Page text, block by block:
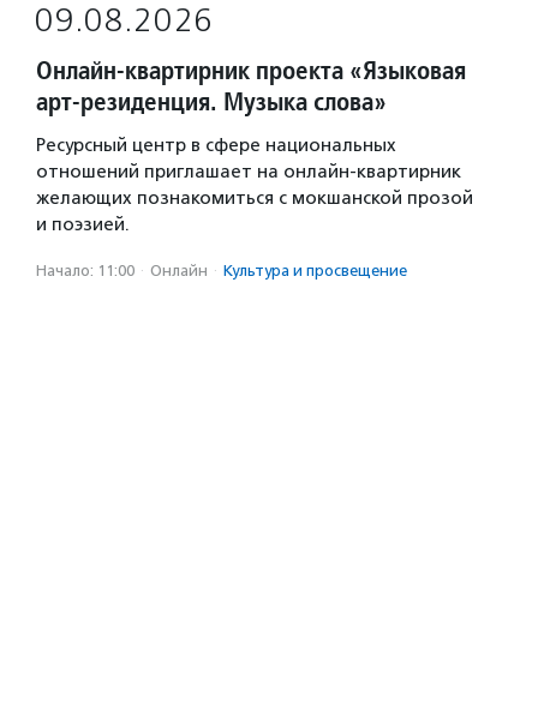
09.08.2026
Онлайн-квартирник проекта «Языковая
арт-резиденция. Музыка слова»
Ресурсный центр в сфере национальных
отношений приглашает на онлайн-квартирник
желающих познакомиться с мокшанской прозой
и поэзией.
Начало: 11:00 · Онлайн · Культура и просвещение